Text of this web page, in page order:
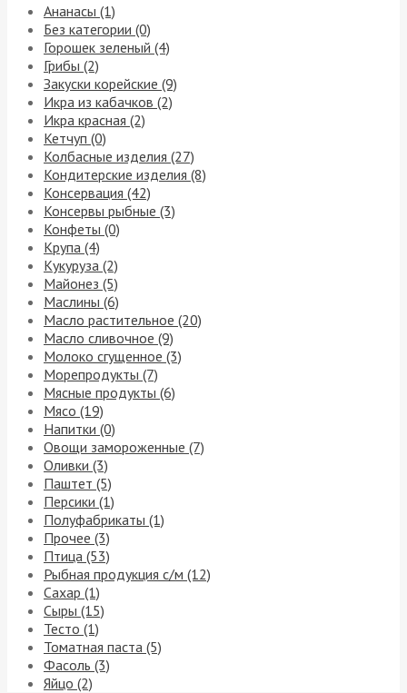
Ананасы (1)
Без категории (0)
Горошек зеленый (4)
Грибы (2)
Закуски корейские (9)
Икра из кабачков (2)
Икра красная (2)
Кетчуп (0)
Колбасные изделия (27)
Кондитерские изделия (8)
Консервация (42)
Консервы рыбные (3)
Конфеты (0)
Крупа (4)
Кукуруза (2)
Майонез (5)
Маслины (6)
Масло растительное (20)
Масло сливочное (9)
Молоко сгущенное (3)
Морепродукты (7)
Мясные продукты (6)
Мясо (19)
Напитки (0)
Овощи замороженные (7)
Оливки (3)
Паштет (5)
Персики (1)
Полуфабрикаты (1)
Прочее (3)
Птица (53)
Рыбная продукция с/м (12)
Сахар (1)
Сыры (15)
Тесто (1)
Томатная паста (5)
Фасоль (3)
Яйцо (2)